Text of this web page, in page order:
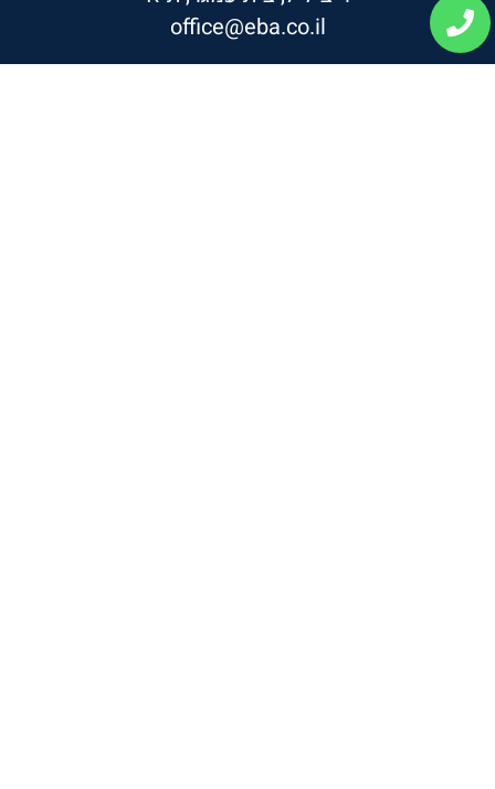
office@eba.co.il